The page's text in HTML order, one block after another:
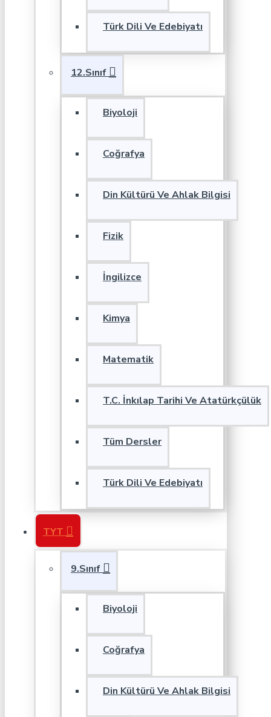
Türk Dili Ve Edebiyatı
12.Sınıf
Biyoloji
Coğrafya
Din Kültürü Ve Ahlak Bilgisi
Fizik
İngilizce
Kimya
Matematik
T.C. İnkılap Tarihi Ve Atatürkçülük
Tüm Dersler
Türk Dili Ve Edebiyatı
TYT
9.Sınıf
Biyoloji
Coğrafya
Din Kültürü Ve Ahlak Bilgisi